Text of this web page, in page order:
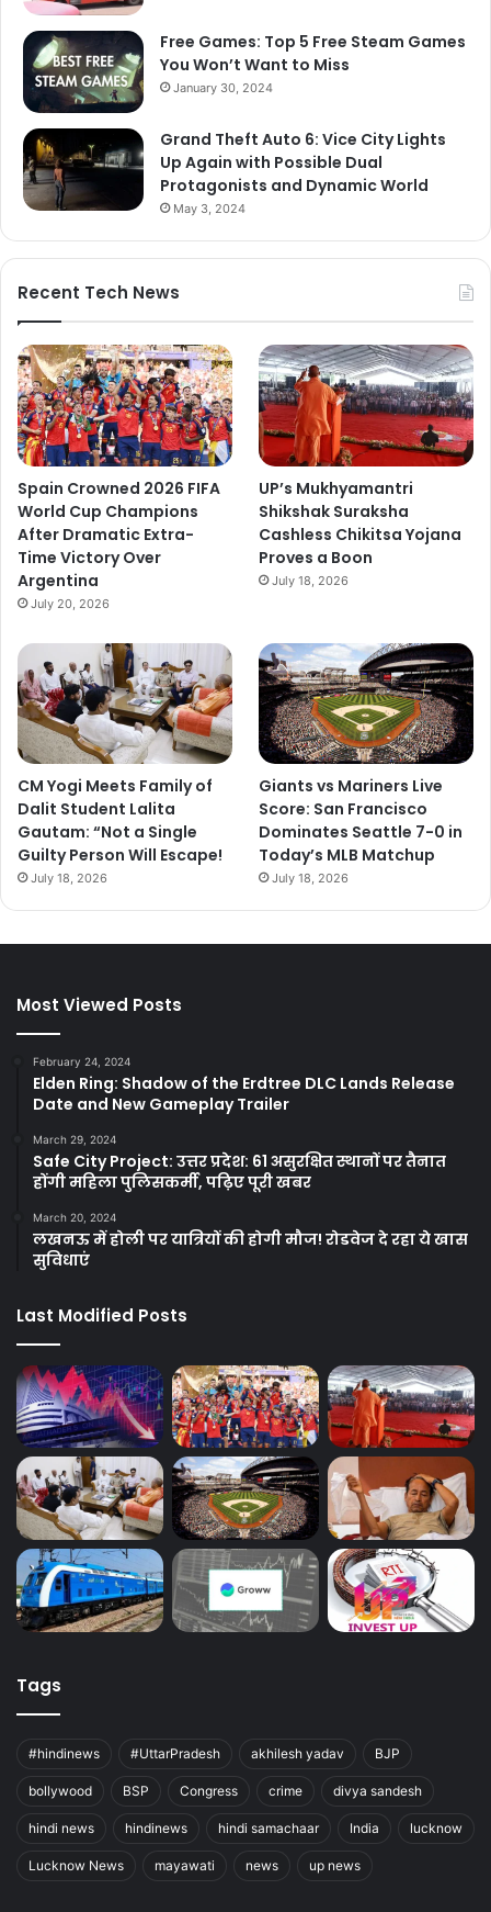
Free Games: Top 5 Free Steam Games
You Won’t Want to Miss
January 30, 2024
Grand Theft Auto 6: Vice City Lights
Up Again with Possible Dual
Protagonists and Dynamic World
May 3, 2024
Recent Tech News
Spain Crowned 2026 FIFA
World Cup Champions
After Dramatic Extra-
Time Victory Over
Argentina
July 20, 2026
UP’s Mukhyamantri
Shikshak Suraksha
Cashless Chikitsa Yojana
Proves a Boon
July 18, 2026
CM Yogi Meets Family of
Dalit Student Lalita
Gautam: “Not a Single
Guilty Person Will Escape!
July 18, 2026
Giants vs Mariners Live
Score: San Francisco
Dominates Seattle 7-0 in
Today’s MLB Matchup
July 18, 2026
Most Viewed Posts
February 24, 2024
Elden Ring: Shadow of the Erdtree DLC Lands Release
Date and New Gameplay Trailer
March 29, 2024
Safe City Project: उत्तर प्रदेश: 61 असुरक्षित स्थानों पर तैनात
होंगी महिला पुलिसकर्मी, पढ़िए पूरी खबर
March 20, 2024
लखनऊ में होली पर यात्रियों की होगी मौज! रोडवेज दे रहा ये खास
सुविधाएं
Last Modified Posts
Tags
#hindinews #UttarPradesh akhilesh yadav BJP
bollywood BSP Congress crime divya sandesh
hindi news hindinews hindi samachaar India lucknow
Lucknow News mayawati news up news